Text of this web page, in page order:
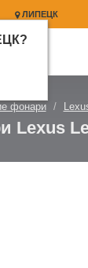
ЛИПЕЦК
?
фонари
Lexus